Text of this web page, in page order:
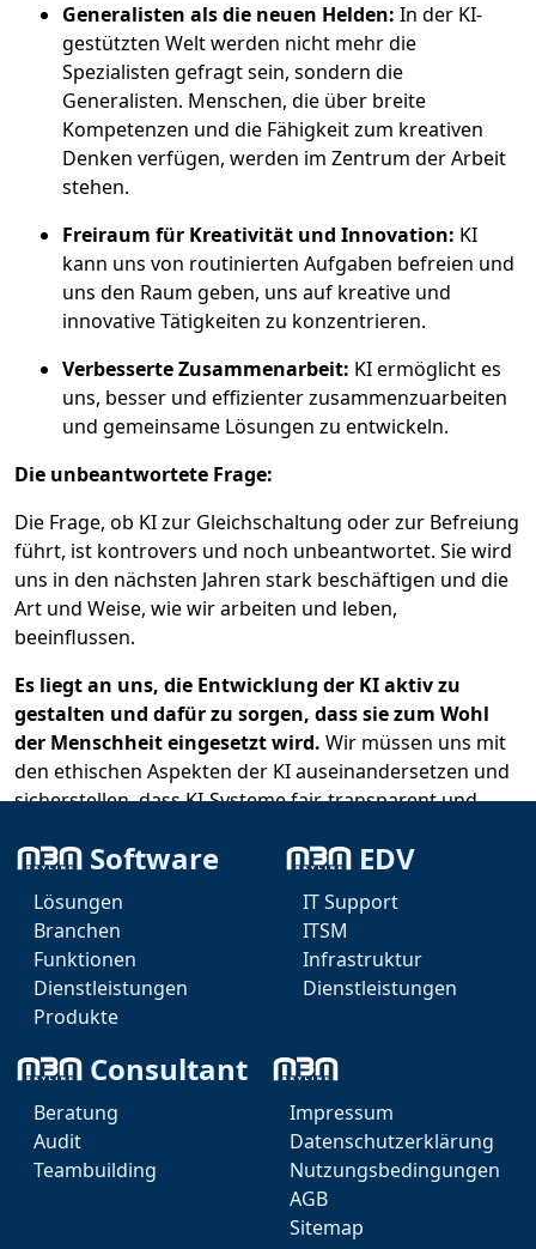
Generalisten als die neuen Helden: In der KI-
gestützten Welt werden nicht mehr die
Spezialisten gefragt sein, sondern die
Generalisten. Menschen, die über breite
Kompetenzen und die Fähigkeit zum kreativen
Denken verfügen, werden im Zentrum der Arbeit
stehen.
Freiraum für Kreativität und Innovation: KI
kann uns von routinierten Aufgaben befreien und
uns den Raum geben, uns auf kreative und
innovative Tätigkeiten zu konzentrieren.
Verbesserte Zusammenarbeit: KI ermöglicht es
uns, besser und effizienter zusammenzuarbeiten
und gemeinsame Lösungen zu entwickeln.
Die unbeantwortete Frage:
Die Frage, ob KI zur Gleichschaltung oder zur Befreiung
führt, ist kontrovers und noch unbeantwortet. Sie wird
uns in den nächsten Jahren stark beschäftigen und die
Art und Weise, wie wir arbeiten und leben,
beeinflussen.
Es liegt an uns, die Entwicklung der KI aktiv zu
gestalten und dafür zu sorgen, dass sie zum Wohl
der Menschheit eingesetzt wird. Wir müssen uns mit
den ethischen Aspekten der KI auseinandersetzen und
sicherstellen, dass KI-Systeme fair, transparent und
#KI #KünstlicheIntelligenz #Zukunft #Arbeit
#Gleichschaltung #Befreiung #Generalisten
#Innovation
Marcel Weise - IT
Software
Lösungen
Branchen
Funktionen
Dienstleistungen
Produkte
EDV
IT Support
ITSM
Infrastruktur
Dienstleistungen
Consultant
Beratung
Audit
Teambuilding
Impressum
Datenschutzerklärung
Nutzungsbedingungen
AGB
Sitemap